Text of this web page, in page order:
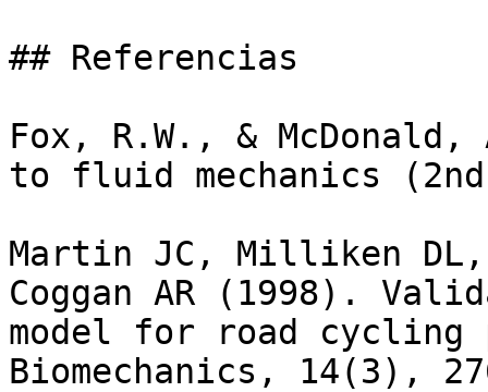
## Referencias
Fox, R.W., &
to fluid mechanics
Martin JC, Milliken DL,
Coggan AR (1998).
model for road cycling
Biomechanics, 14(3),